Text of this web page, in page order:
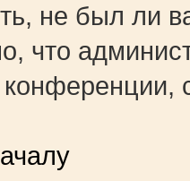
не был ли
что